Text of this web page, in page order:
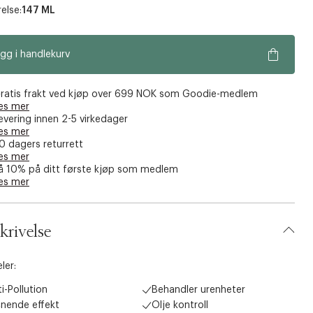
147 ML
i handlekurv
frakt ved kjøp over 699 NOK som Goodie-medlem
mer
innen 2-5 virkedager
mer
dagers returrett
mer
10% på ditt første kjøp som medlem
mer
Pollution
Behandler urenheter
effekt
Olje kontroll